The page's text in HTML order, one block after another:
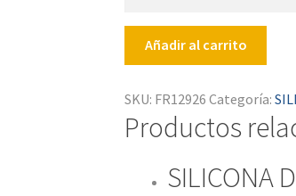
BARRA
30CM
cantidad
Añadir al carrito
SKU: FR12926 Categoría:
Productos
SILICONA